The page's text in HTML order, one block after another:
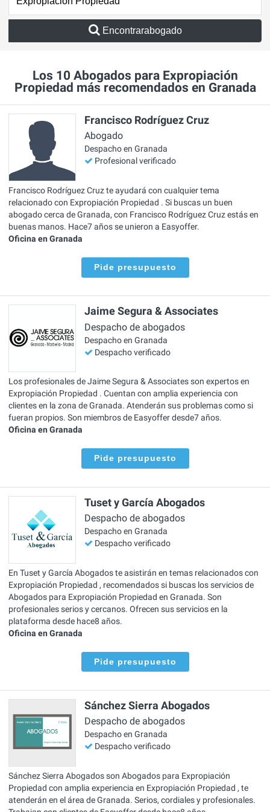
Encontrarabogado
Los 10 Abogados para Expropiación
Propiedad más recomendados en Granada
Francisco Rodríguez Cruz
Abogado
Despacho en Granada
Profesional verificado
Francisco Rodríguez Cruz te ayudará con cualquier tema
relacionado con Expropiación Propiedad . Si buscas un buen
abogado cerca de Granada, con Francisco Rodríguez Cruz estás en
buenas manos. Hace7 años se unieron a Easyoffer.
Oficina en Granada
Pide presupuesto
Jaime Segura & Associates
Despacho de abogados
Despacho en Granada
Despacho verificado
Los profesionales de Jaime Segura & Associates son expertos en
Expropiación Propiedad . Cuentan con amplia experiencia con
clientes en la zona de Granada. Atenderán sus problemas como si
fueran propios. Son miembros de Easyoffer desde7 años.
Oficina en Granada
Pide presupuesto
Tuset y García Abogados
Despacho de abogados
Despacho en Granada
Despacho verificado
En Tuset y García Abogados te asistirán en temas relacionados con
Expropiación Propiedad , recomendados si buscas los servicios de
Abogados para Expropiación Propiedad en Granada. Son
profesionales serios y cercanos. Ofrecen sus servicios en la
plataforma desde hace8 años.
Oficina en Granada
Pide presupuesto
Sánchez Sierra Abogados
Despacho de abogados
Despacho en Granada
Despacho verificado
Sánchez Sierra Abogados son Abogados para Expropiación
Propiedad con amplia experiencia en Expropiación Propiedad , te
atenderán en el área de Granada. Serios, cordiales y profesionales.